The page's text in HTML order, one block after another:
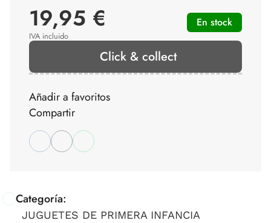
Categoría:
JUGUETES DE PRIMERA INFANCIA
19,95 €
IVA incluido
En stock
Click & collect
Añadir a favoritos
Compartir